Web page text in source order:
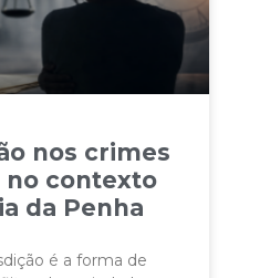
nos crimes
no contexto
da Penha
é a forma de